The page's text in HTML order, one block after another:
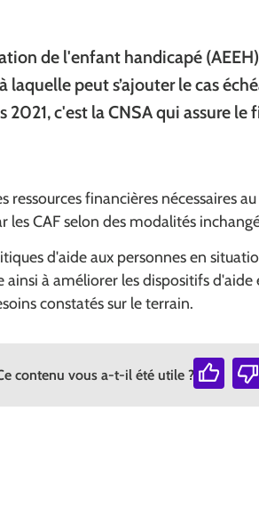
de l'enfant handicapé
laquelle peut s’ajouter le cas
2021, c'est la CNSA qui assure le
ressources financières nécessaires
les CAF selon des modalités
d'aide aux personnes en
ainsi à améliorer les dispositifs
constatés sur le terrain.
contenu vous a-t-il été utile ?